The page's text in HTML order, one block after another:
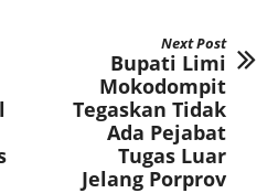
Next Post
Bupati Limi
Mokodompit
Tegaskan Tidak
Ada Pejabat
Tugas Luar
Jelang Porprov